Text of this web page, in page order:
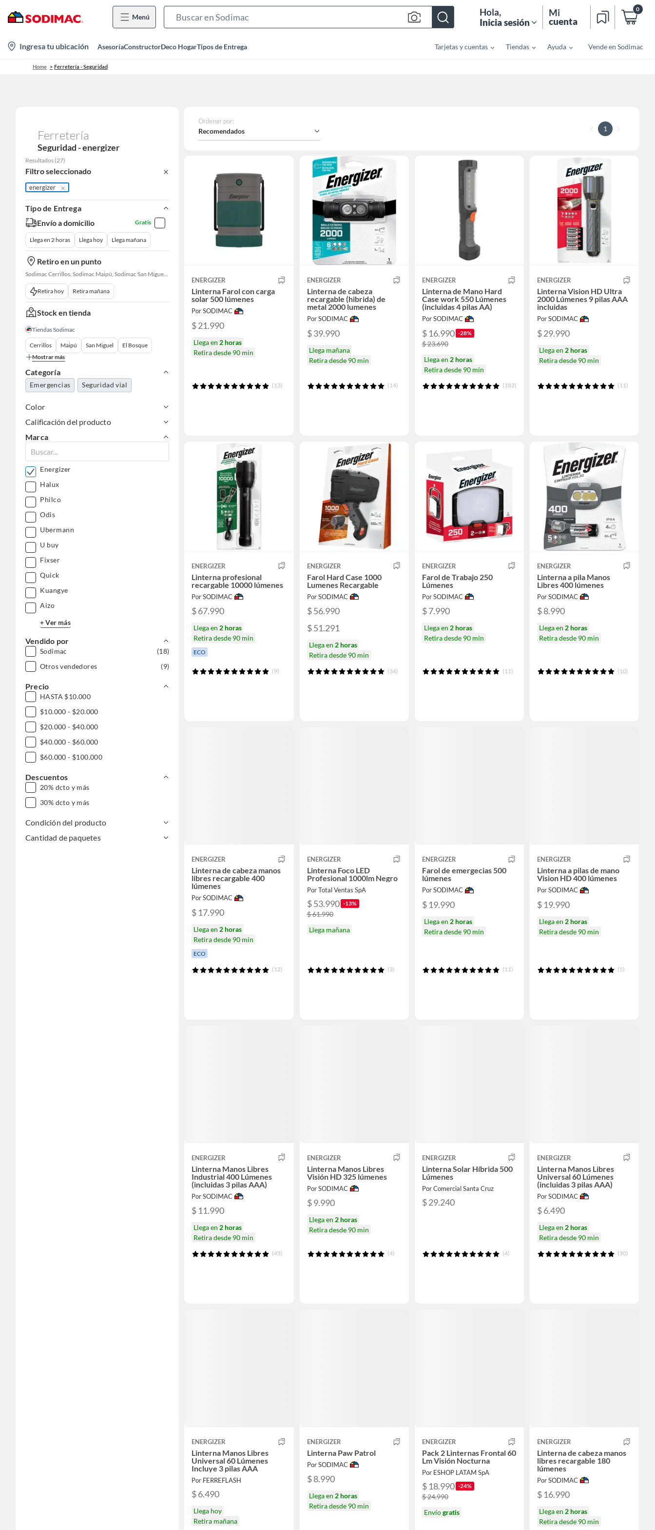
Menú
Bar
Hola,
Inicia sesión
Mi
cuenta
0
location-
icon
Ingresa tu ubicación AsesoríaConstructorDeco HogarTipos de Entrega Tarjetas y cuentas Tiendas Ayuda Vende en Sodimac
Home Ferretería - Seguridad
Ferretería
Seguridad - energizer
Resultados (27)
Filtro seleccionado
energizer
Tipo de Entrega
Envío a domicilio
Gratis
Llega en 2 horas Llega hoy Llega mañana
Retiro en un punto
Sodimac Cerrillos, Sodimac Maipú, Sodimac San Miguel, Sodimac El Bosque, Sodimac San Bernardo, Constructor Cantagallo, Sodimac Talagante, Sodimac San Fernando
Retira hoy Retira mañana
Stock en tienda
Tiendas Sodimac
Cerrillos Maipú San Miguel
El Bosque
Mostrar más
Categoría
Emergencias Seguridad vial
Color
Calificación del producto
Marca
Energizer
Halux
Philco
Odis
Ubermann
U buy
Fixser
Quick
Kuangye
Aizo
+ Ver más
Vendido por
Sodimac
(18)
Otros vendedores
(9)
Precio
HASTA $10.000
$10.000 - $20.000
$20.000 - $40.000
$40.000 - $60.000
$60.000 - $100.000
Descuentos
20% dcto y más
30% dcto y más
Condición del producto
Cantidad de paquetes
Ordenar por:
Recomendados 1
ENERGIZER
Linterna Farol con carga
solar 500 lúmenes
Por SODIMAC
$ 21.990
Llega en 2 horas
Retira desde 90 min
(13)
ENERGIZER
Linterna de cabeza
recargable (hibrida) de
metal 2000 lumenes
Por SODIMAC
$ 39.990
Llega mañana
Retira desde 90 min
(14)
ENERGIZER
Linterna de Mano Hard
Case work 550 Lúmenes
(incluidas 4 pilas AA)
Por SODIMAC
$ 16.990 -28%
$ 23.690
Llega en 2 horas
Retira desde 90 min
(182)
ENERGIZER
Linterna Vision HD Ultra
2000 Lúmenes 9 pilas AAA
incluidas
Por SODIMAC
$ 29.990
Llega en 2 horas
Retira desde 90 min
(11)
ENERGIZER
Linterna profesional
recargable 10000 lúmenes
Por SODIMAC
$ 67.990
Llega en 2 horas
Retira desde 90 min
ECO
(9)
ENERGIZER
Farol Hard Case 1000
Lumenes Recargable
Por SODIMAC
$ 56.990
$ 51.291
Llega en 2 horas
Retira desde 90 min
(34)
ENERGIZER
Farol de Trabajo 250
Lúmenes
Por SODIMAC
$ 7.990
Llega en 2 horas
Retira desde 90 min
(11)
ENERGIZER
Linterna a pila Manos
Libres 400 lúmenes
Por SODIMAC
$ 8.990
Llega en 2 horas
Retira desde 90 min
(10)
ENERGIZER
Linterna de cabeza manos
libres recargable 400
lúmenes
Por SODIMAC
$ 17.990
Llega en 2 horas
Retira desde 90 min
ECO
(12)
ENERGIZER
Linterna Foco LED
Profesional 1000lm Negro
Por Total Ventas SpA
$ 53.990 -13%
$ 61.990
Llega mañana
(3)
ENERGIZER
Farol de emergecias 500
lúmenes
Por SODIMAC
$ 19.990
Llega en 2 horas
Retira desde 90 min
(11)
ENERGIZER
Linterna a pilas de mano
Vision HD 400 lúmenes
Por SODIMAC
$ 19.990
Llega en 2 horas
Retira desde 90 min
(5)
ENERGIZER
Linterna Manos Libres
Industrial 400 Lúmenes
(incluidas 3 pilas AAA)
Por SODIMAC
$ 11.990
Llega en 2 horas
Retira desde 90 min
(45)
ENERGIZER
Linterna Manos Libres
Visión HD 325 lúmenes
Por SODIMAC
$ 9.990
Llega en 2 horas
Retira desde 90 min
(4)
ENERGIZER
Linterna Solar Híbrida 500
Lúmenes
Por Comercial Santa Cruz
$ 29.240
(4)
ENERGIZER
Linterna Manos Libres
Universal 60 Lúmenes
(incluidas 3 pilas AAA)
Por SODIMAC
$ 6.490
Llega en 2 horas
Retira desde 90 min
(30)
ENERGIZER
Linterna Manos Libres
Universal 60 Lúmenes
Incluye 3 pilas AAA
Por FERREFLASH
$ 6.490
Llega hoy
Retira mañana
ENERGIZER
Linterna Paw Patrol
Por SODIMAC
$ 8.990
Llega en 2 horas
Retira desde 90 min
ENERGIZER
Pack 2 Linternas Frontal 60
Lm Visión Nocturna
Por ESHOP LATAM SpA
$ 18.990 -24%
$ 24.990
Envíogratis
ENERGIZER
Linterna de cabeza manos
libres recargable 180
lúmenes
Por SODIMAC
$ 16.990
Llega en 2 horas
Retira desde 90 min